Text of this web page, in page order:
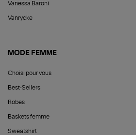
Vanessa Baroni
Vanrycke
MODE FEMME
Choisi pour vous
Best-Sellers
Robes
Baskets femme
Sweatshirt